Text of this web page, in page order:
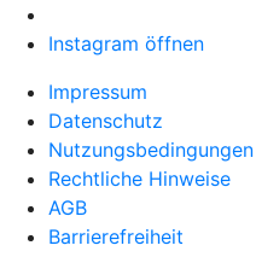
Instagram öffnen
Impressum
Datenschutz
Nutzungsbedingungen
Rechtliche Hinweise
AGB
Barrierefreiheit